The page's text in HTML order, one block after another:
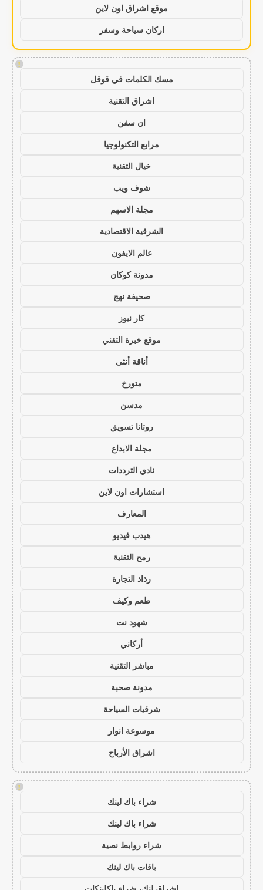
موقع اشراق اون لاين
اركان سياحة وسفر
!
مسك الكلمات في قوقل
اشراق التقنية
ان سفن
مرابع التكنولوجيا
خيال التقنية
شوف ويب
مجلة الاسهم
الشرقية الاقتصادية
عالم الايفون
مدونة كوكان
صحيفة نهج
كار نيوز
موقع خبرة التقني
أناقة أنثى
متورخ
مدسن
روتانا تسويق
مجلة الابداع
نادي الترددات
استشارات اون لاين
المعارف
هيدب فيديو
رمح التقنية
رذاذ التجارة
طعم وكيف
شهود نت
أركاني
مباشر التقنية
مدونة صحبة
شرقيات السياحة
موسوعة انوار
اشراق الأرباح
!
شراء باك لينك
شراء باك لينك
شراء روابط نصية
باقات باك لينك